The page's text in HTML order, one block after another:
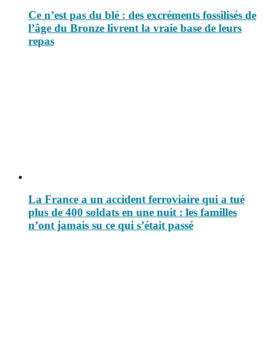
Ce n’est pas du blé : des excréments fossilisés de
l’âge du Bronze livrent la vraie base de leurs
repas
La France a un accident ferroviaire qui a tué
plus de 400 soldats en une nuit : les familles
n’ont jamais su ce qui s’était passé